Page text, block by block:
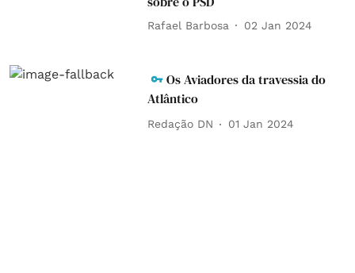
Rafael Barbosa 02 Jan 2024
Os Aviadores da travessia do
Atlântico
Redação DN 01 Jan 2024